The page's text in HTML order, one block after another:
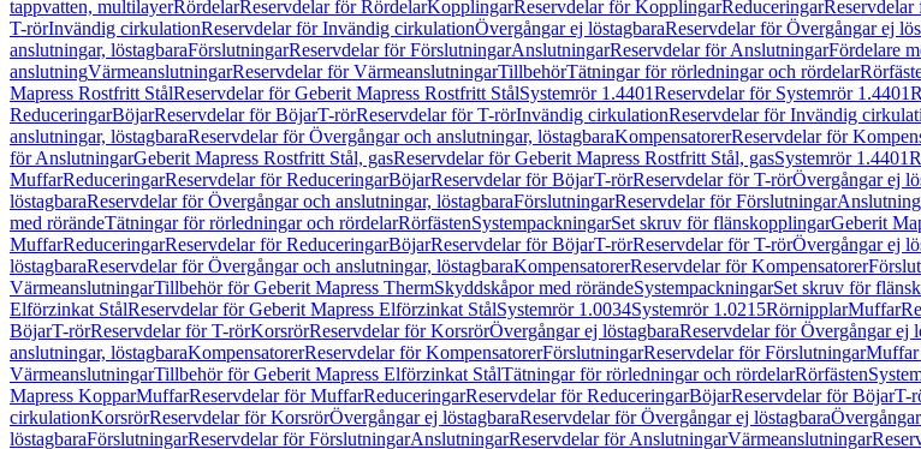
tappvatten, multilayerRördelarReservdelar för RördelarKopplingarReservdelar för KopplingarReduceringarReservdelar
T-rörInvändig cirkulationReservdelar för Invändig cirkulationÖvergångar ej löstagbaraReservdelar för Övergångar ej
anslutningar, löstagbaraFörslutningarReservdelar för FörslutningarAnslutningarReservdelar för AnslutningarFördelare
anslutningVärmeanslutningarReservdelar för VärmeanslutningarTillbehörTätningar för rörledningar och rördelar
Mapress Rostfritt StålReservdelar för Geberit Mapress Rostfritt StålSystemrör 1.4401Reservdelar för Systemrör 1.4401
ReduceringarBöjarReservdelar för BöjarT-rörReservdelar för T-rörInvändig cirkulationReservdelar för Invändig
anslutningar, löstagbaraReservdelar för Övergångar och anslutningar, löstagbaraKompensatorerReservdelar för
för AnslutningarGeberit Mapress Rostfritt Stål, gasReservdelar för Geberit Mapress Rostfritt Stål, gasSystemrör 1.4401
MuffarReduceringarReservdelar för ReduceringarBöjarReservdelar för BöjarT-rörReservdelar för T-rörÖvergångar ej
löstagbaraReservdelar för Övergångar och anslutningar, löstagbaraFörslutningarReservdelar för Förslutningar
med rörändeTätningar för rörledningar och rördelarRörfästenSystempackningarSet skruv för flänskopplingarGeberit
MuffarReduceringarReservdelar för ReduceringarBöjarReservdelar för BöjarT-rörReservdelar för T-rörÖvergångar ej
löstagbaraReservdelar för Övergångar och anslutningar, löstagbaraKompensatorerReservdelar för Kompensatorer
VärmeanslutningarTillbehör för Geberit Mapress ThermSkyddskåpor med rörändeSystempackningarSet skruv för
Elförzinkat StålReservdelar för Geberit Mapress Elförzinkat StålSystemrör 1.0034Systemrör 1.0215RörnipplarMuffar
BöjarT-rörReservdelar för T-rörKorsrörReservdelar för KorsrörÖvergångar ej löstagbaraReservdelar för Övergångar ej
anslutningar, löstagbaraKompensatorerReservdelar för KompensatorerFörslutningarReservdelar för FörslutningarMuffar
VärmeanslutningarTillbehör för Geberit Mapress Elförzinkat StålTätningar för rörledningar och rördelarRörfästen
Mapress KopparMuffarReservdelar för MuffarReduceringarReservdelar för ReduceringarBöjarReservdelar för BöjarT-
cirkulationKorsrörReservdelar för KorsrörÖvergångar ej löstagbaraReservdelar för Övergångar ej löstagbara
löstagbaraFörslutningarReservdelar för FörslutningarAnslutningarReservdelar för AnslutningarVärmeanslutningar